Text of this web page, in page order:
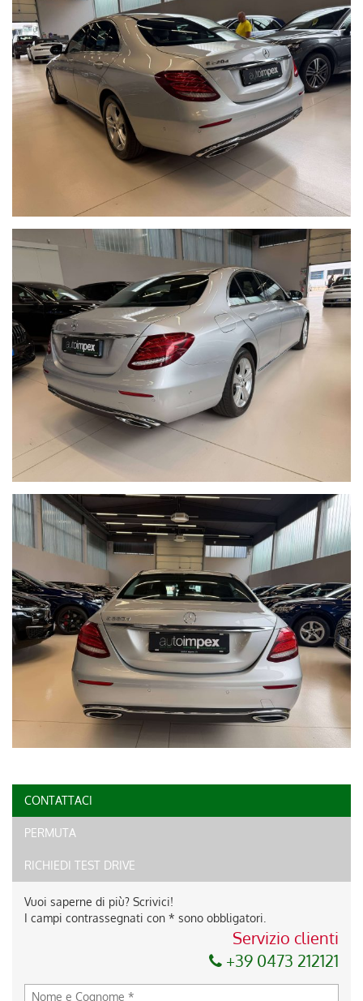
CONTATTACI
PERMUTA
RICHIEDI TEST DRIVE
Vuoi saperne di più? Scrivici!
I campi contrassegnati con * sono obbligatori.
Servizio clienti
+39 0473 212121